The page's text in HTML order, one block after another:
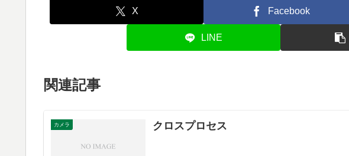
X Facebook
LINE
関連記事
カメラ クロスプロセス